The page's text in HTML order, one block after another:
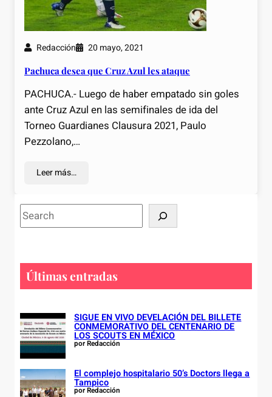
Redacción 20 mayo, 2021
Pachuca desea que Cruz Azul les ataque
PACHUCA.- Luego de haber empatado sin goles
ante Cruz Azul en las semifinales de ida del
Torneo Guardianes Clausura 2021, Paulo
Pezzolano,…
Leer más…
S
e
h
Últimas entradas
SIGUE EN VIVO DEVELACIÓN DEL BILLETE
CONMEMORATIVO DEL CENTENARIO DE
LOS SCOUTS EN MÉXICO
por Redacción
El complejo hospitalario 50’s Doctors llega a
Tampico
por Redacción